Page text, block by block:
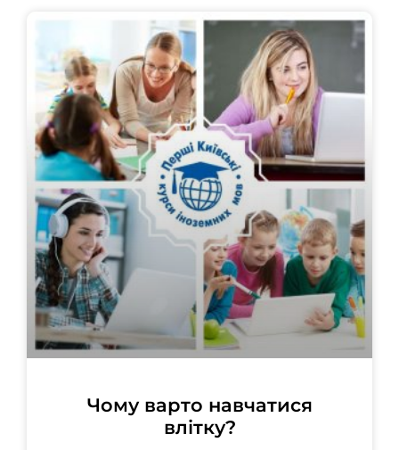
Чому варто навчатися
влітку?